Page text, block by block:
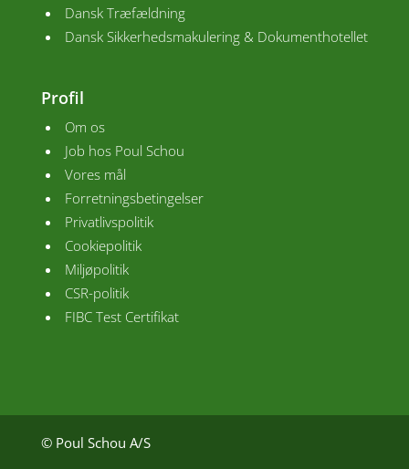
Dansk Træfældning
Dansk Sikkerhedsmakulering & Dokumenthotellet
Profil
Om os
Job hos Poul Schou
Vores mål
Forretningsbetingelser
Privatlivspolitik
Cookiepolitik
Miljøpolitik
CSR-politik
FIBC Test Certifikat
© Poul Schou A/S